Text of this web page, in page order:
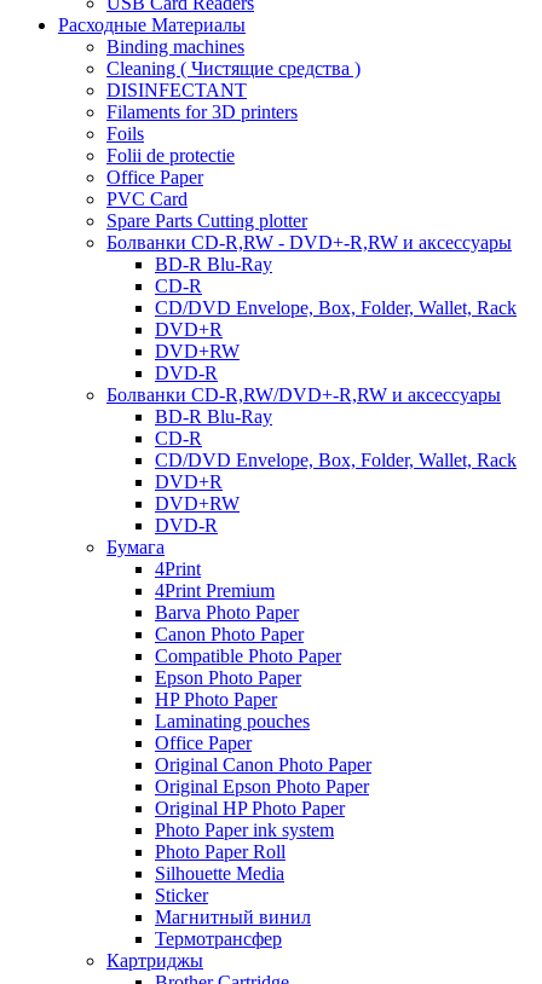
Расходные Материалы
Binding machines
Cleaning ( Чистящие средства )
DISINFECTANT
Filaments for 3D printers
Foils
Folii de protectie
Office Paper
PVC Card
Spare Parts Cutting plotter
Болванки CD-R,RW - DVD+-R,RW и аксессуары
BD-R Blu-Ray
CD-R
CD/DVD Envelope, Box, Folder, Wallet, Rack
DVD+R
DVD+RW
DVD-R
Болванки CD-R,RW/DVD+-R,RW и аксессуары
BD-R Blu-Ray
CD-R
CD/DVD Envelope, Box, Folder, Wallet, Rack
DVD+R
DVD+RW
DVD-R
Бумага
4Print
4Print Premium
Barva Photo Paper
Canon Photo Paper
Compatible Photo Paper
Epson Photo Paper
HP Photo Paper
Laminating pouches
Office Paper
Original Canon Photo Paper
Original Epson Photo Paper
Original HP Photo Paper
Photo Paper ink system
Photo Paper Roll
Silhouette Media
Sticker
Магнитный винил
Термотрансфер
Картриджы